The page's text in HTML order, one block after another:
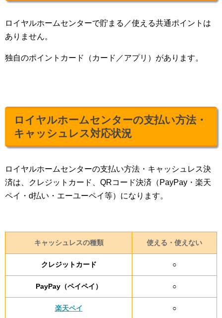
ロイヤルホームセンターで貯まる／使える共通ポイントは
ありません。
独自のポイントカード（カード／アプリ）があります。
ロイヤルホームセンターの支払い方法・
キャッシュレス対応状況
ロイヤルホームセンターの支払い方法・キャッシュレス決
済は、クレジットカード、QRコード決済（PayPay・楽天
ペイ・d払い・エーユーペイ等）になります。
キャッシュレスの種類 使える・使えない
クレジットカード ○
PayPay（ペイペイ） ○
楽天ペイ ○